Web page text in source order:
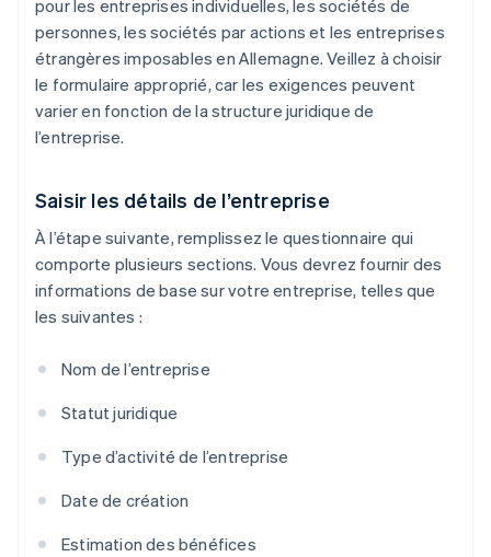
pour les entreprises individuelles, les sociétés de
personnes, les sociétés par actions et les entreprises
étrangères imposables en Allemagne. Veillez à choisir
le formulaire approprié, car les exigences peuvent
varier en fonction de la structure juridique de
l’entreprise.
Saisir les détails de l’entreprise
À l’étape suivante, remplissez le questionnaire qui
comporte plusieurs sections. Vous devrez fournir des
informations de base sur votre entreprise, telles que
les suivantes :
Nom de l’entreprise
Statut juridique
Type d’activité de l’entreprise
Date de création
Estimation des bénéfices